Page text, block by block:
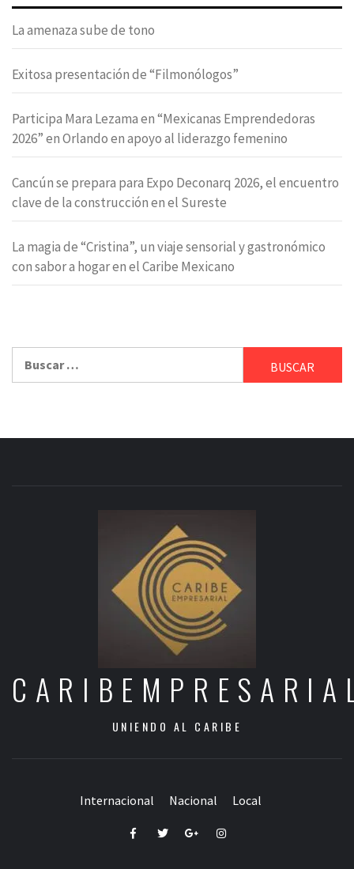
La amenaza sube de tono
Exitosa presentación de “Filmonólogos”
Participa Mara Lezama en “Mexicanas Emprendedoras
2026” en Orlando en apoyo al liderazgo femenino
Cancún se prepara para Expo Deconarq 2026, el encuentro
clave de la construcción en el Sureste
La magia de “Cristina”, un viaje sensorial y gastronómico
con sabor a hogar en el Caribe Mexicano
UNIENDO AL CARIBE
Internacional Nacional Local
FacebookTwitterGoogle+Instagram